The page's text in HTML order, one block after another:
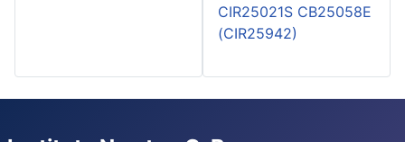
CIR25021S CB25058E
(CIR25942)